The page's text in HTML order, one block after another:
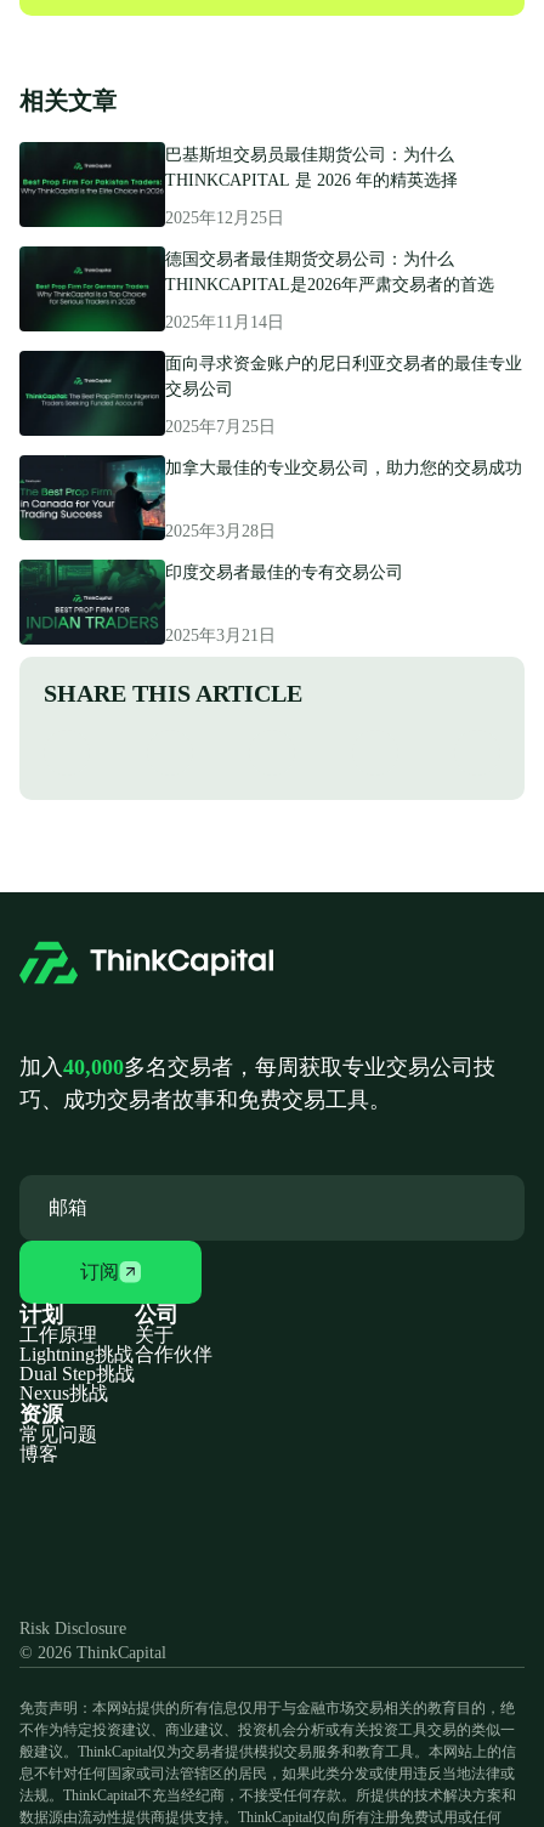
相关文章
巴基斯坦交易员最佳期货公司：为什么
THINKCAPITAL 是 2026 年的精英选择
2025年12月25日
德国交易者最佳期货交易公司：为什么
THINKCAPITAL是2026年严肃交易者的首选
2025年11月14日
面向寻求资金账户的尼日利亚交易者的最佳专业
交易公司
2025年7月25日
加拿大最佳的专业交易公司，助力您的交易成功
2025年3月28日
印度交易者最佳的专有交易公司
2025年3月21日
SHARE THIS ARTICLE
加入40,000多名交易者，每周获取专业交易公司技
巧、成功交易者故事和免费交易工具。
订阅
计划
工作原理
Lightning挑战
Dual Step挑战
Nexus挑战
公司
关于
合作伙伴
资源
常见问题
博客
Risk Disclosure
© 2026 ThinkCapital
免责声明：本网站提供的所有信息仅用于与金融市场交易相关的教育目的，绝
不作为特定投资建议、商业建议、投资机会分析或有关投资工具交易的类似一
般建议。ThinkCapital仅为交易者提供模拟交易服务和教育工具。本网站上的信
息不针对任何国家或司法管辖区的居民，如果此类分发或使用违反当地法律或
法规。ThinkCapital不充当经纪商，不接受任何存款。所提供的技术解决方案和
数据源由流动性提供商提供支持。ThinkCapital仅向所有注册免费试用或任何